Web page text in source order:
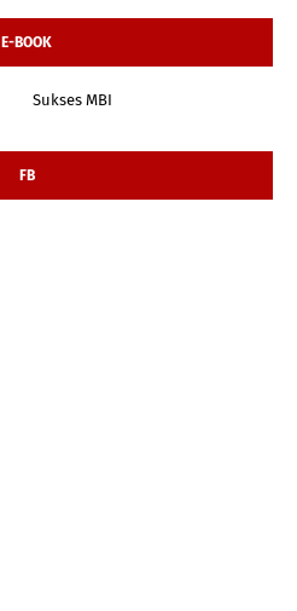
E-BOOK
Sukses MBI
FB